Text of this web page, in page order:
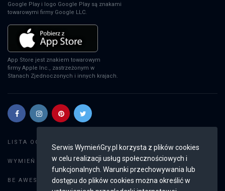
Serwis WymieńGry.pl korzysta z plików cookies
w celu realizacji usług społecznościowych i
funkcjonalnych. Warunki przechowywania lub
dostępu do plików cookies można określić w
Google Play i logo Google Play są znakami
towarowymi firmy Google LLC.
App Store jest znakiem towarowym
firmy Apple Inc., zastrzeżonym w
Stanach Zjednoczonych i innych krajach.
LISTA OGŁOSZEŃ:
WYMIEŃ GRY: Dodaj ogłoszenie
BE AWESOME: Weryfikacja konta